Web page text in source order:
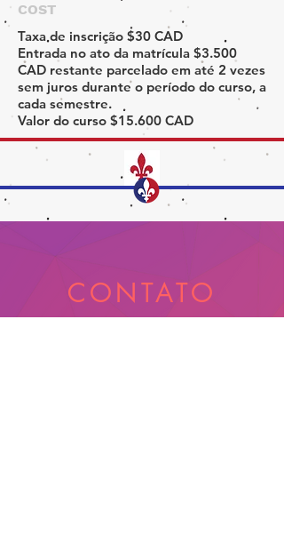
COST
Taxa de inscrição $30 CAD
Entrada no ato da matrícula $3.500
CAD restante parcelado em até 2 vezes
sem juros durante o período do curso, a
cada semestre.
Valor do curso $15.600 CAD
CONTATO